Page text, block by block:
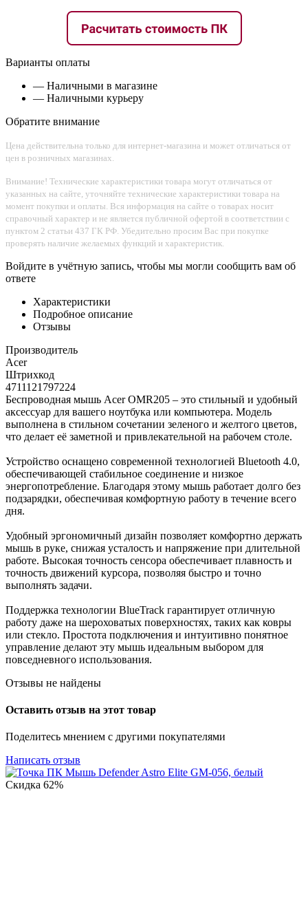
Варианты оплаты
— Наличными в магазине
— Наличными курьеру
Обратите внимание
Цена действительна только для интернет-магазина и может отличаться от
цен в розничных магазинах.
Внимание! Технические характеристики товара могут отличаться от
указанных на сайте, уточняйте технические характеристики товара на
момент покупки и оплаты. Вся информация на сайте о товарах носит
справочный характер и не является публичной офертой в соответствии с
пунктом 2 статьи 437 ГК РФ. Убедительно просим Вас при покупке
проверять наличие желаемых функций и характеристик.
Войдите в учётную запись, чтобы мы могли сообщить вам об
ответе
Характеристики
Подробное описание
Отзывы
Производитель
Acer
Штрихкод
4711121797224
Беспроводная мышь Acer OMR205 – это стильный и удобный
аксессуар для вашего ноутбука или компьютера. Модель
выполнена в стильном сочетании зеленого и желтого цветов,
что делает её заметной и привлекательной на рабочем столе.
Устройство оснащено современной технологией Bluetooth 4.0,
обеспечивающей стабильное соединение и низкое
энергопотребление. Благодаря этому мышь работает долго без
подзарядки, обеспечивая комфортную работу в течение всего
дня.
Удобный эргономичный дизайн позволяет комфортно держать
мышь в руке, снижая усталость и напряжение при длительной
работе. Высокая точность сенсора обеспечивает плавность и
точность движений курсора, позволяя быстро и точно
выполнять задачи.
Поддержка технологии BlueTrack гарантирует отличную
работу даже на шероховатых поверхностях, таких как ковры
или стекло. Простота подключения и интуитивно понятное
управление делают эту мышь идеальным выбором для
повседневного использования.
Отзывы не найдены
Оставить отзыв на этот товар
Поделитесь мнением с другими покупателями
Написать отзыв
Скидка 62%